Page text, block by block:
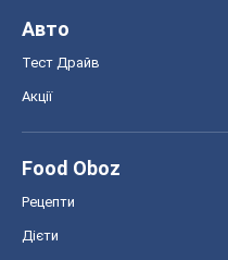
Авто
Тест Драйв
Акції
Food Oboz
Рецепти
Дієти